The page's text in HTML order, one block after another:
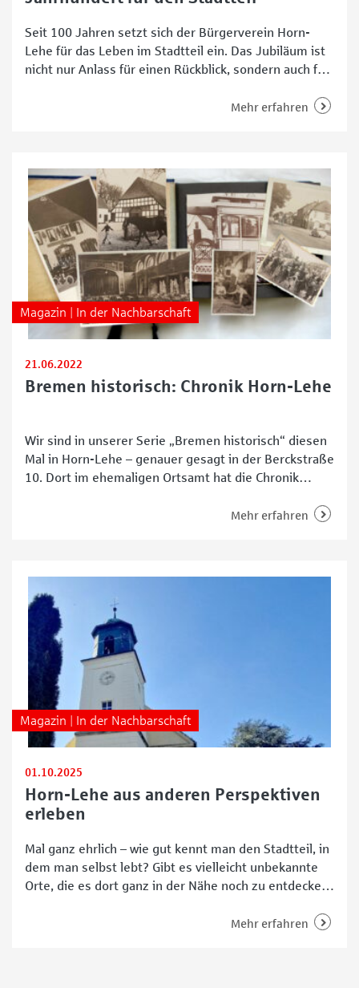
Seit 100 Jahren setzt sich der Bürgerverein Horn-
Lehe für das Leben im Stadtteil ein. Das Jubiläum ist
nicht nur Anlass für einen Rückblick, sondern auch für
übernehmen kann. Eine Sonderausstellung im
Mehr erfahren
Magazin | In der Nachbarschaft
21.06.2022
Bremen historisch: Chronik Horn-Lehe
Wir sind in unserer Serie „Bremen historisch“ diesen
Mal in Horn-Lehe – genauer gesagt in der Berckstraße
10. Dort im ehemaligen Ortsamt hat die Chronik
vorübergehendes Zuhause gefunden. Hauskauf weckt
Mehr erfahren
Magazin | In der Nachbarschaft
01.10.2025
Horn-Lehe aus anderen Perspektiven
erleben
Mal ganz ehrlich – wie gut kennt man den Stadtteil, in
dem man selbst lebt? Gibt es vielleicht unbekannte
Orte, die es dort ganz in der Nähe noch zu entdecken
Initiatoren der neuen VeranstaltungsreiheMehr erfahren